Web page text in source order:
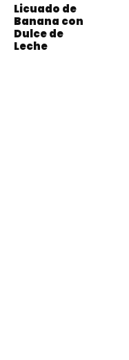
Licuado de
Banana con
Dulce de
Leche